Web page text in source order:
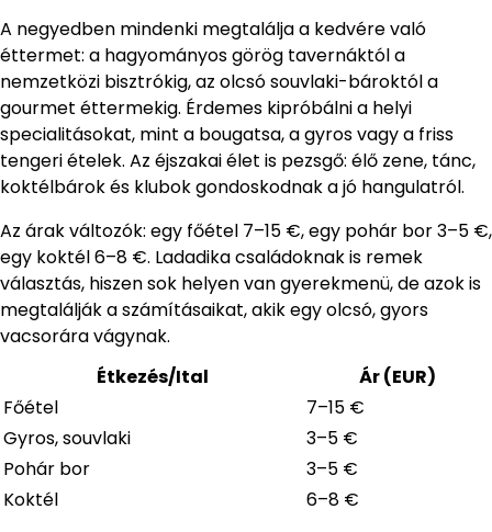
A negyedben mindenki megtalálja a kedvére való
éttermet: a hagyományos görög tavernáktól a
nemzetközi bisztrókig, az olcsó souvlaki-bároktól a
gourmet éttermekig. Érdemes kipróbálni a helyi
specialitásokat, mint a bougatsa, a gyros vagy a friss
tengeri ételek. Az éjszakai élet is pezsgő: élő zene, tánc,
koktélbárok és klubok gondoskodnak a jó hangulatról.
Az árak változók: egy főétel 7–15 €, egy pohár bor 3–5 €,
egy koktél 6–8 €. Ladadika családoknak is remek
választás, hiszen sok helyen van gyerekmenü, de azok is
megtalálják a számításaikat, akik egy olcsó, gyors
vacsorára vágynak.
Étkezés/Ital
Ár (EUR)
Főétel
7–15 €
Gyros, souvlaki
3–5 €
Pohár bor
3–5 €
Koktél
6–8 €